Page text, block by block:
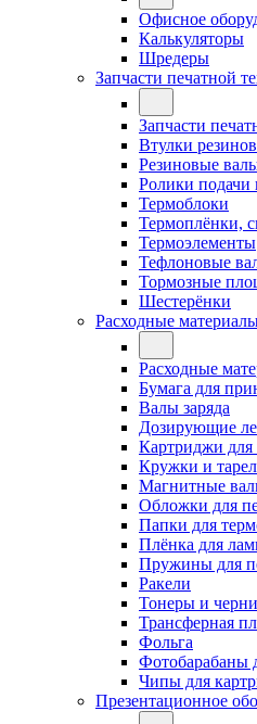
Офисное
Калькуляторы
Шредеры
Запчасти печатной
Запчасти
Втулки
Резиновые
Ролики подачи
Термоблоки
Термоплёнки,
Термоэлементы
Тефлоновые
Тормозные
Шестерёнки
Расходные
Расходные
Бумага для
Валы заряда
Дозирующие
Картриджи для
Кружки и
Магнитные
Обложки для
Папки для
Плёнка для
Пружины для
Ракели
Тонеры и
Трансферная
Фольга
Фотобарабаны
Чипы для
Презентационное